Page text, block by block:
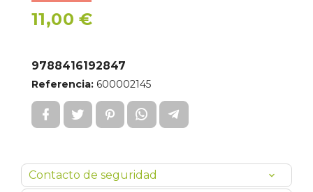
11,00 €
9788416192847
Referencia: 600002145
Contacto de seguridad